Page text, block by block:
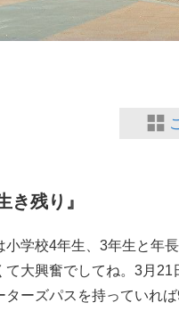
き残り』
学校4年生、3年生と年
て大興奮でしてね。3月
ターズパスを持っていれ